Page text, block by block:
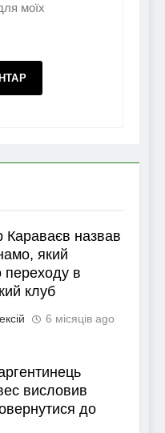
моїх
Караваєв назвав
який
переходу в
клуб
6 місяців ago
висловив
до